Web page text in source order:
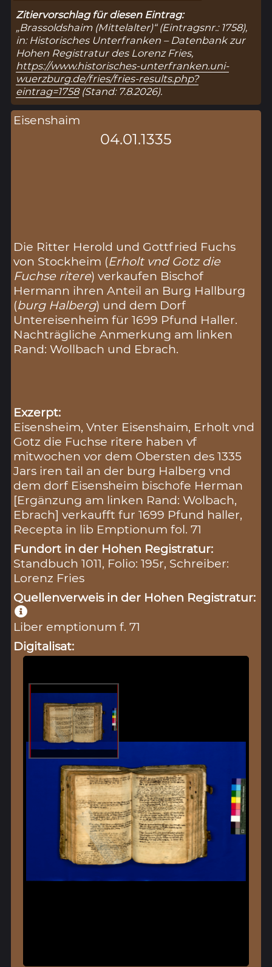
Zitiervorschlag für diesen Eintrag:
„Brassoldshaim (Mittelalter)“ (Eintragsnr.: 1758),
in: Historisches Unterfranken – Datenbank zur
Hohen Registratur des Lorenz Fries,
https://www.historisches-unterfranken.uni-
wuerzburg.de/fries/fries-results.php?
eintrag=1758(Stand: 7.8.2026).
Eisenshaim
04.01.1335
Die Ritter Herold und Gottfried Fuchs
von Stockheim (Erholt vnd Gotz die
Fuchse ritere) verkaufen Bischof
Hermann ihren Anteil an Burg Hallburg
(burg Halberg) und dem Dorf
Untereisenheim für 1699 Pfund Haller.
Nachträgliche Anmerkung am linken
Rand: Wollbach und Ebrach.
Exzerpt:
Eisensheim, Vnter Eisenshaim, Erholt vnd
Gotz die Fuchse ritere haben vf
mitwochen vor dem Obersten des 1335
Jars iren tail an der burg Halberg vnd
dem dorf Eisensheim bischofe Herman
[Ergänzung am linken Rand: Wolbach,
Ebrach] verkaufft fur 1699 Pfund haller,
Recepta in lib Emptionum fol. 71
Fundort in der Hohen Registratur:
Standbuch 1011, Folio: 195r, Schreiber:
Lorenz Fries
Quellenverweis in der Hohen Registratur:
Liber emptionum f. 71
Digitalisat: